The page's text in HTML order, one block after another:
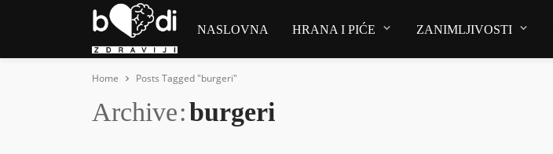
NASLOVNA HRANA I PIĆE ZANIMLJIVOSTI
Home Posts Tagged "burgeri"
Archive burgeri